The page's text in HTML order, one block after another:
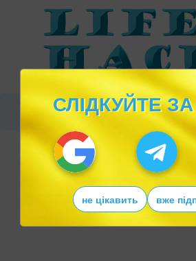
СЛІДКУЙТЕ
не цікавить вже